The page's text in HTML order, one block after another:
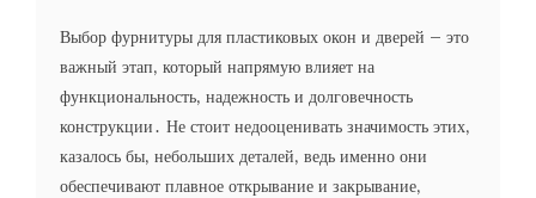
Выбор фурнитуры для пластиковых окон и дверей – это
важный этап‚ который напрямую влияет на
функциональность‚ надежность и долговечность
конструкции․ Не стоит недооценивать значимость этих‚
казалось бы‚ небольших деталей‚ ведь именно они
обеспечивают плавное открывание и закрывание‚